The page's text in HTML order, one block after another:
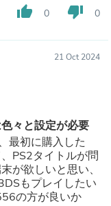
thumb_up 0 thumb_down 0
21 Oct 2024
々と設定が必要
最初に購入した
PS2タイトルが問
が欲しいと思い、
もプレイしたい
の方が良いか